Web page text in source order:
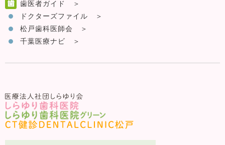
歯医者ガイド
ドクターズファイル
松戸歯科医師会
千葉医療ナビ